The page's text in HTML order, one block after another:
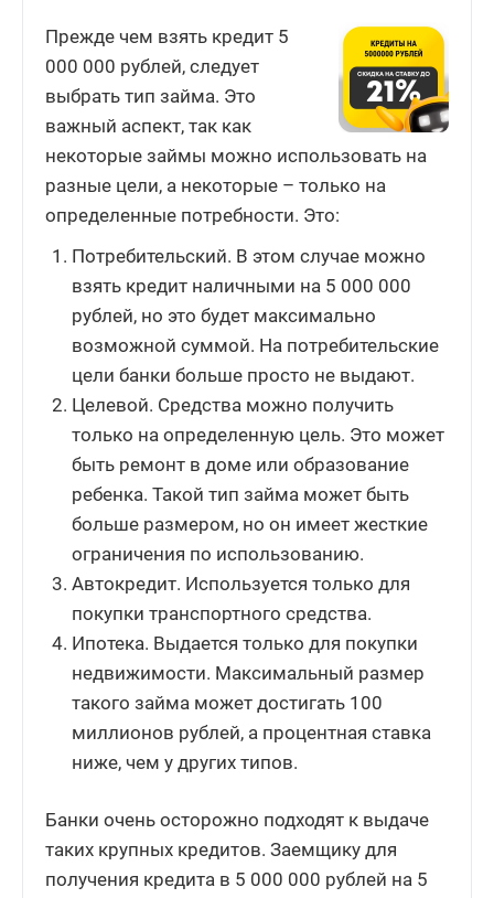
Прежде чем взять кредит 5
000 000 рублей, следует
выбрать тип займа. Это
важный аспект, так как
некоторые займы можно использовать на
разные цели, а некоторые – только на
определенные потребности. Это:
Потребительский. В этом случае можно
взять кредит наличными на 5 000 000
рублей, но это будет максимально
возможной суммой. На потребительские
цели банки больше просто не выдают.
Целевой. Средства можно получить
только на определенную цель. Это может
быть ремонт в доме или образование
ребенка. Такой тип займа может быть
больше размером, но он имеет жесткие
ограничения по использованию.
Автокредит. Используется только для
покупки транспортного средства.
Ипотека. Выдается только для покупки
недвижимости. Максимальный размер
такого займа может достигать 100
миллионов рублей, а процентная ставка
ниже, чем у других типов.
Банки очень осторожно подходят к выдаче
таких крупных кредитов. Заемщику для
получения кредита в 5 000 000 рублей на 5